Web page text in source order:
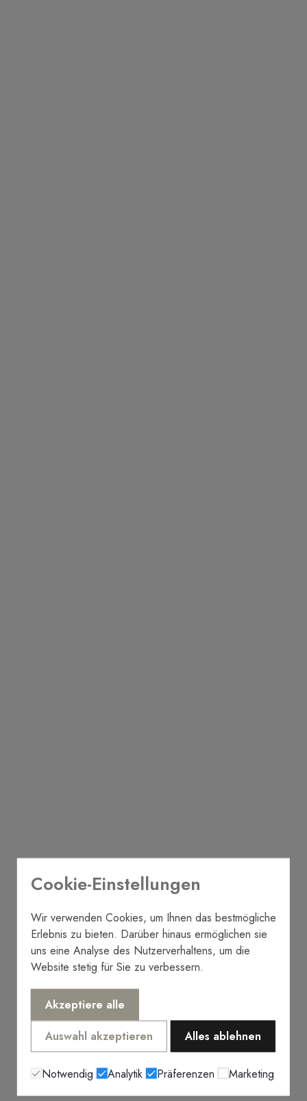
Cookie-Einstellungen
Wir verwenden Cookies, um Ihnen das bestmögliche
Erlebnis zu bieten. Darüber hinaus ermöglichen sie
uns eine Analyse des Nutzerverhaltens, um die
Website stetig für Sie zu verbessern.
Akzeptiere alle
Auswahl akzeptieren
Alles ablehnen
Notwendig Analytik Präferenzen Marketing